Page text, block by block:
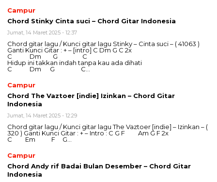
Campur
Chord Stinky Cinta suci – Chord Gitar Indonesia
Jumat, 14 Maret 2025 - 12:37
Chord gitar lagu / Kunci gitar lagu Stinky – Cinta suci – ( 41063 )
Ganti Kunci Gitar : + – [intro] C Dm G C 2x
C Dm G C
Hidup ini takkan indah tanpa kau ada dihati
C Dm G C…
Campur
Chord The Vaztoer [indie] Izinkan – Chord Gitar
Indonesia
Jumat, 14 Maret 2025 - 12:29
Chord gitar lagu / Kunci gitar lagu The Vaztoer [indie] – Izinkan – (
320 ) Ganti Kunci Gitar : + – Intro : C G F Am G F 2x
C Em F G…
Campur
Chord Andy rif Badai Bulan Desember – Chord Gitar
Indonesia